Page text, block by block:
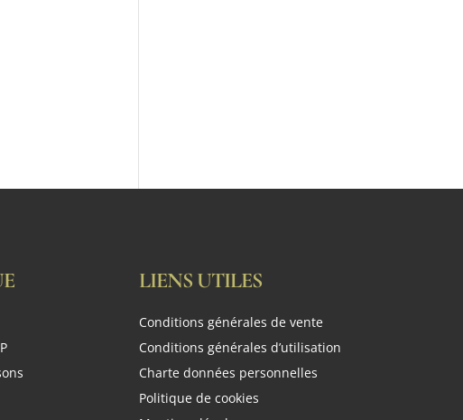
LIENS UTILES
Conditions générales de vente
Conditions générales d’utilisation
Charte données personnelles
Politique de cookies